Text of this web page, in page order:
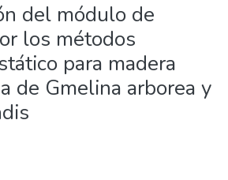
del módulo de
los métodos
para madera
de Gmelina arborea y